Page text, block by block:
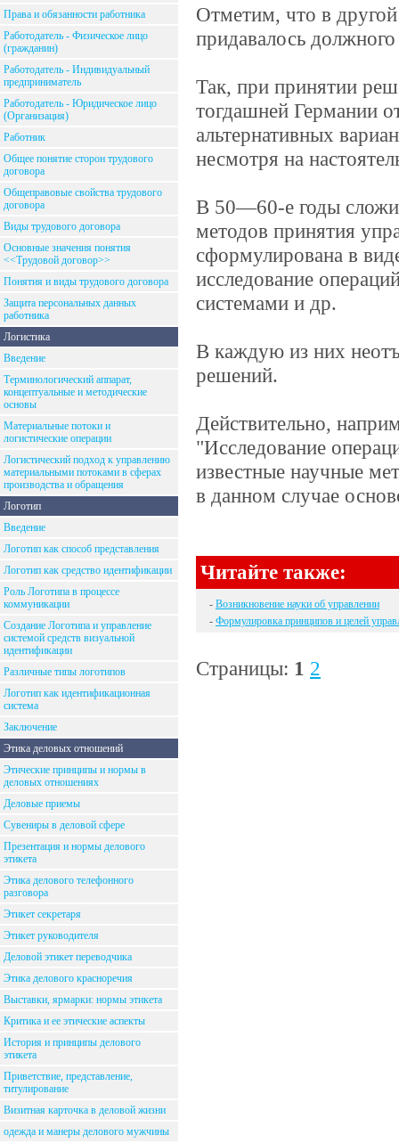
Права и обязанности работника
Работодатель - Физическое лицо
(гражданин)
Работодатель - Индивидуальный
предприниматель
Работодатель - Юридическое лицо
(Организация)
Работник
Общее понятие сторон трудового
договора
Общеправовые свойства трудового
договора
Виды трудового договора
Основные значения понятия
<<Трудовой договор>>
Понятия и виды трудового договора
Защита персональных данных
работника
Логистика
Введение
Терминологический аппарат,
концептуальные и методические
основы
Материальные потоки и
логистические операции
Логистический подход к управлению
материальными потоками в сферах
производства и обращения
Логотип
Введение
Логотип как способ представления
Логотип как средство идентификации
Роль Логотипа в процессе
коммуникации
Создание Логотипа и управление
системой средств визуальной
идентификации
Различные типы логотипов
Логотип как идентификационная
система
Заключение
Этика деловых отношений
Этические принципы и нормы в
деловых отношениях
Деловые приемы
Сувениры в деловой сфере
Презентация и нормы делового
этикета
Этика делового телефонного
разговора
Этикет секретаря
Этикет руководителя
Деловой этикет переводчика
Этика делового красноречия
Выставки, ярмарки: нормы этикета
Критика и ее этические аспекты
История и принципы делового
этикета
Приветствие, представление,
титулирование
Визитная карточка в деловой жизни
одежда и манеры делового мужчины
Отметим, что в
придавалось
Так, при принятии
тогдашней Германии
альтернативных
несмотря на
В 50—60-е годы
методов принятия
сформулирована в
исследование
системами и др.
В каждую из них
решений.
Действительно,
"Исследование
известные научные
в данном случае
Читайте также:
- Возникновение науки об управлении
- Формулировка принципов и целей
Страницы: 1 2